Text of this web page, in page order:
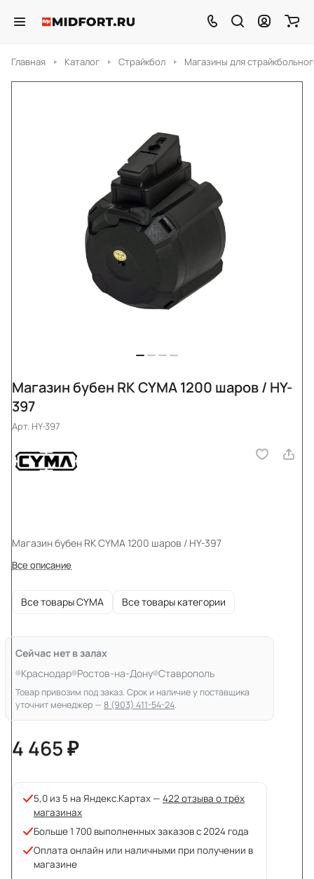
Главная Каталог Страйкбол Магазины для
Магазин бубен RK CYMA 1200 шаров / HY-
397
Арт. HY-397
Магазин бубен RK CYMA 1200 шаров / HY-397
Все описание
Все товары CYMA Все товары категории
Сейчас нет в залах
Краснодар Ростов-на-Дону Ставрополь
Товар привозим под заказ. Срок и наличие у поставщика
уточнит менеджер — 8 (903) 411-54-24.
4 465 ₽
5,0 из 5 на Яндекс.Картах — 422 отзыва о трёх
магазинах
Больше 1 700 выполненных заказов с 2024 года
Оплата онлайн или наличными при получении в
магазине